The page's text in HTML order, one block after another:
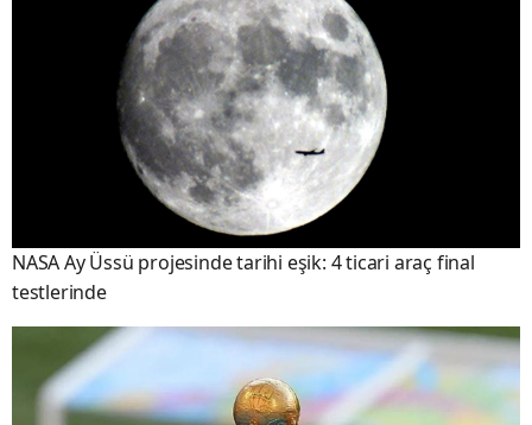
NASA Ay Üssü projesinde tarihi eşik: 4 ticari araç final
testlerinde